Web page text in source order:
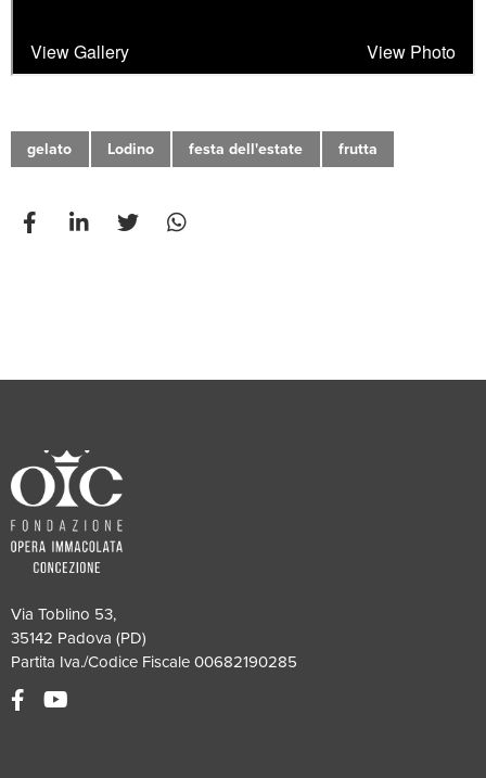
gelato Lodino festa dell'estate frutta
Via Toblino 53,
35142 Padova (PD)
Partita Iva./Codice Fiscale 00682190285